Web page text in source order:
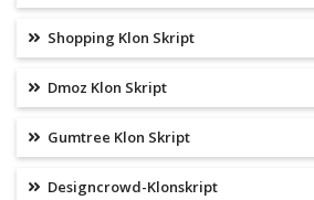
Shopping Klon Skript
Dmoz Klon Skript
Gumtree Klon Skript
Designcrowd-Klonskript